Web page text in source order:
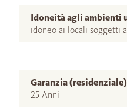
Idoneità agli ambienti
idoneo ai locali soggetti
Garanzia (residenziale)
25 Anni